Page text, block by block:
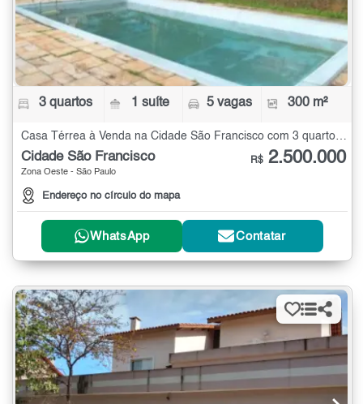
3 quartos 1 suíte 5 vagas 300 m²
Casa Térrea à Venda na Cidade São Francisco com 3 quartos - 300 m²
Cidade São Francisco
Zona Oeste - São Paulo
Endereço no círculo do mapa
R$ 2.500.000
WhatsApp Contatar